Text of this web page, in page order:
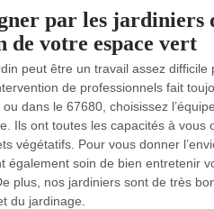
par les jardiniers
de votre espace vert
peut être un travail assez
de professionnels fait
dans le 67680, choisissez
Ils ont toutes les capacités à vous
végétatifs. Pour vous donner
également soin de bien entretenir
plus, nos jardiniers sont de très
du jardinage.